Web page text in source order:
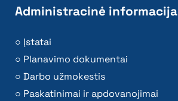
Administracinė informacija
Įstatai
Planavimo dokumentai
Darbo užmokestis
Paskatinimai ir apdovanojimai